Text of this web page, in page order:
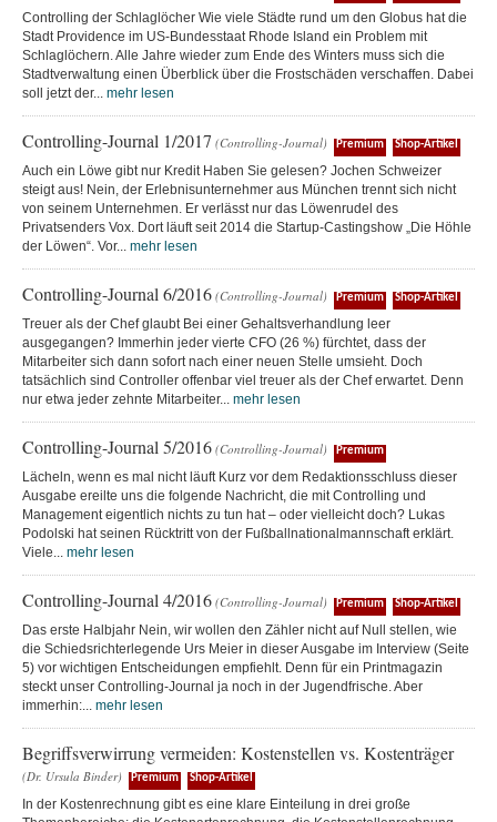
Controlling der Schlaglöcher Wie viele Städte rund um den Globus hat die
Stadt Providence im US-Bundesstaat Rhode Island ein Problem mit
Schlaglöchern. Alle Jahre wieder zum Ende des Winters muss sich die
Stadtverwaltung einen Überblick über die Frostschäden verschaffen. Dabei
soll jetzt der... mehr lesen
Controlling-Journal 1/2017 (Controlling-Journal) Premium Shop-Artikel
Auch ein Löwe gibt nur Kredit Haben Sie gelesen? Jochen Schweizer
steigt aus! Nein, der Erlebnisunternehmer aus München trennt sich nicht
von seinem Unternehmen. Er verlässt nur das Löwenrudel des
Privatsenders Vox. Dort läuft seit 2014 die Startup-Castingshow „Die Höhle
der Löwen“. Vor... mehr lesen
Controlling-Journal 6/2016 (Controlling-Journal) Premium Shop-Artikel
Treuer als der Chef glaubt Bei einer Gehaltsverhandlung leer
ausgegangen? Immerhin jeder vierte CFO (26 %) fürchtet, dass der
Mitarbeiter sich dann sofort nach einer neuen Stelle umsieht. Doch
tatsächlich sind Controller offenbar viel treuer als der Chef erwartet. Denn
nur etwa jeder zehnte Mitarbeiter... mehr lesen
Controlling-Journal 5/2016 (Controlling-Journal) Premium
Lächeln, wenn es mal nicht läuft Kurz vor dem Redaktionsschluss dieser
Ausgabe ereilte uns die folgende Nachricht, die mit Controlling und
Management eigentlich nichts zu tun hat – oder vielleicht doch? Lukas
Podolski hat seinen Rücktritt von der Fußballnationalmannschaft erklärt.
Viele... mehr lesen
Controlling-Journal 4/2016 (Controlling-Journal) Premium Shop-Artikel
Das erste Halbjahr Nein, wir wollen den Zähler nicht auf Null stellen, wie
die Schiedsrichterlegende Urs Meier in dieser Ausgabe im Interview (Seite
5) vor wichtigen Entscheidungen empfiehlt. Denn für ein Printmagazin
steckt unser Controlling-Journal ja noch in der Jugendfrische. Aber
immerhin:... mehr lesen
Begriffsverwirrung vermeiden: Kostenstellen vs. Kostenträger
(Dr. Ursula Binder) Premium Shop-Artikel
In der Kostenrechnung gibt es eine klare Einteilung in drei große